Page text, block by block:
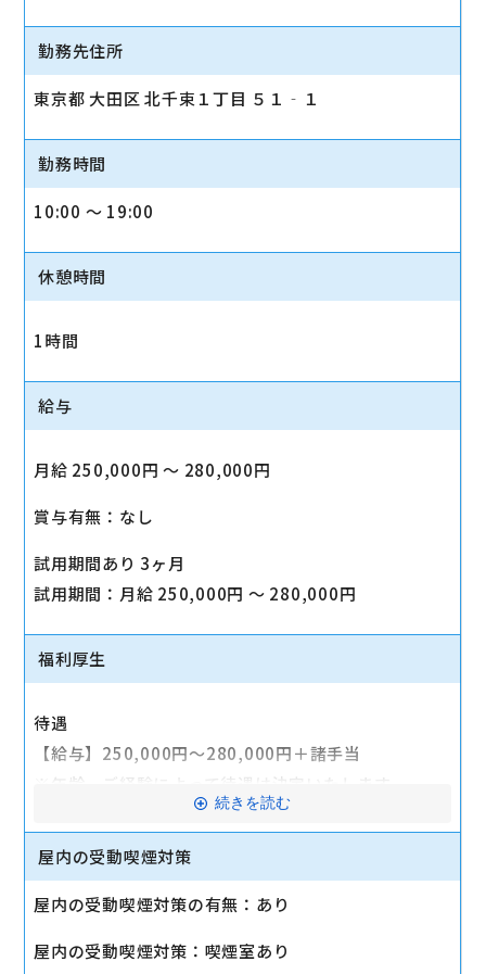
勤務先住所
東京都 大田区 北千束１丁目 ５１‐１
勤務時間
10:00 〜 19:00
休憩時間
1時間
給与
月給 250,000円 〜 280,000円
賞与有無：なし
試用期間あり 3ヶ月
試用期間：月給 250,000円 〜 280,000円
福利厚生
待遇
【給与】250,000円～280,000円＋諸手当
※年齢、ご経験によって待遇は決定いたします。
【経験者/リーダー候補】280,000円～600,000円＋
諸手当
※年齢、ご経験によって待遇は決定いたします。
★資格手当★
続きを読む
屋内の受動喫煙対策
屋内の受動喫煙対策の有無：あり
屋内の受動喫煙対策：喫煙室あり